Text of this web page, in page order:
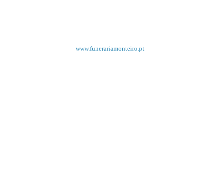
www.funerariamonteiro.pt